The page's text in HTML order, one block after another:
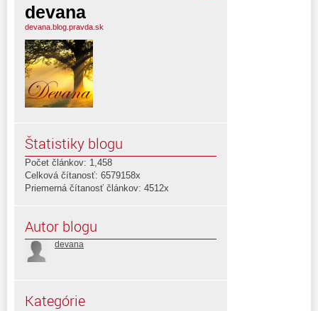
devana
devana.blog.pravda.sk
Štatistiky blogu
Počet článkov: 1,458
Celková čítanosť: 6579158x
Priemerná čítanosť článkov: 4512x
Autor blogu
devana
Kategórie